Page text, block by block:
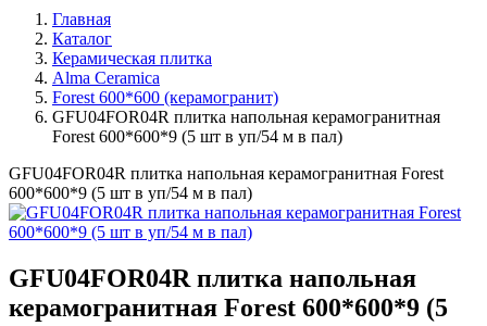
Главная
Каталог
Керамическая плитка
Alma Ceramica
Forest 600*600 (керамогранит)
GFU04FOR04R плитка напольная керамогранитная
Forest 600*600*9 (5 шт в уп/54 м в пал)
GFU04FOR04R плитка напольная керамогранитная Forest
600*600*9 (5 шт в уп/54 м в пал)
GFU04FOR04R плитка напольная
керамогранитная Forest 600*600*9 (5